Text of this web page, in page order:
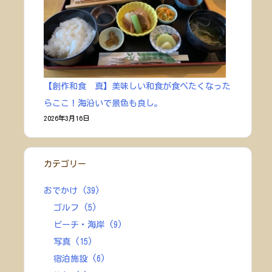
【創作和食 真】美味しい和食が食べたくなった
らここ！海沿いで景色も良し。
2026年3月16日
カテゴリー
おでかけ
(39)
ゴルフ
(5)
ビーチ・海岸
(9)
写真
(15)
宿泊施設
(6)